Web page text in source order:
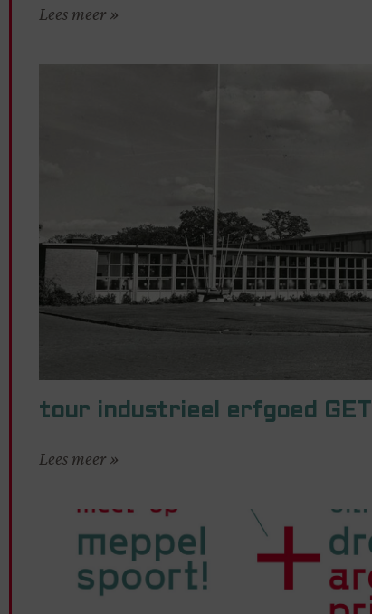
Lees meer »
tour industrieel erfgoed
Lees meer »